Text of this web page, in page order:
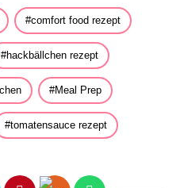
comfort food rezept
hackbällchen rezept
Meal Prep
tomatensauce rezept